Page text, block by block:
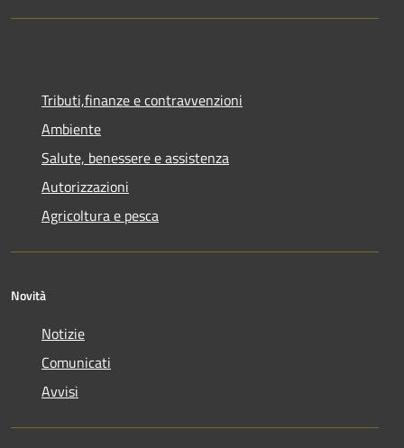
Tributi,finanze e contravvenzioni
Ambiente
Salute, benessere e assistenza
Autorizzazioni
Agricoltura e pesca
Novità
Notizie
Comunicati
Avvisi